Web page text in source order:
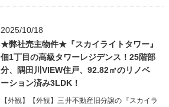
2025/10/18
★弊社売主物件★『スカイライトタワー』
佃1丁目の高級タワーレジデンス！25階部
分、隅田川VIEW住戸、92.82㎡のリノベ
ーション済み3LDK！
【外観】【外観】三井不動産旧分譲の『スカイラ